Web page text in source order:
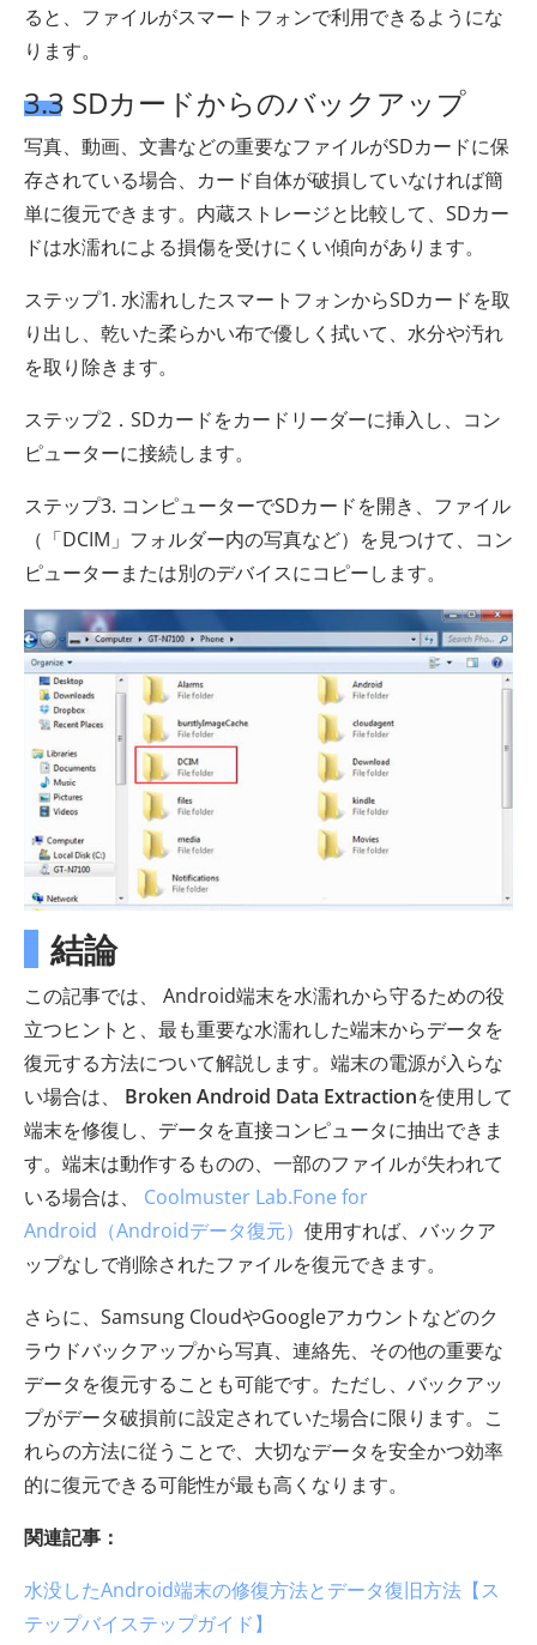
ると、ファイルがスマートフォンで利用できるようにな
ります。
3.3 SDカードからのバックアップ
写真、動画、文書などの重要なファイルがSDカードに保
存されている場合、カード自体が破損していなければ簡
単に復元できます。内蔵ストレージと比較して、SDカー
ドは水濡れによる損傷を受けにくい傾向があります。
ステップ1. 水濡れしたスマートフォンからSDカードを取
り出し、乾いた柔らかい布で優しく拭いて、水分や汚れ
を取り除きます。
ステップ2．SDカードをカードリーダーに挿入し、コン
ピューターに接続します。
ステップ3. コンピューターでSDカードを開き、ファイル
（「DCIM」フォルダー内の写真など）を見つけて、コン
ピューターまたは別のデバイスにコピーします。
結論
この記事では、 Android端末を水濡れから守るための役
立つヒントと、最も重要な水濡れした端末からデータを
復元する方法について解説します。端末の電源が入らな
い場合は、 Broken Android Data Extractionを使用して
端末を修復し、データを直接コンピュータに抽出できま
す。端末は動作するものの、一部のファイルが失われて
いる場合は、 Coolmuster Lab.Fone for
Android（Androidデータ復元） 使用すれば、バックア
ップなしで削除されたファイルを復元できます。
さらに、Samsung CloudやGoogleアカウントなどのク
ラウドバックアップから写真、連絡先、その他の重要な
データを復元することも可能です。ただし、バックアッ
プがデータ破損前に設定されていた場合に限ります。こ
れらの方法に従うことで、大切なデータを安全かつ効率
的に復元できる可能性が最も高くなります。
関連記事：
水没したAndroid端末の修復方法とデータ復旧方法【ス
テップバイステップガイド】